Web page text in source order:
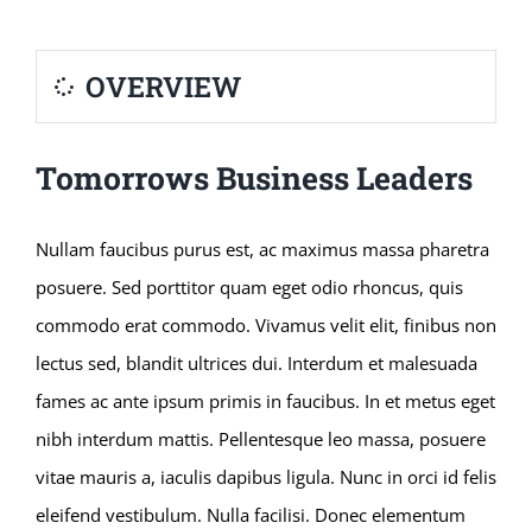
OVERVIEW
Tomorrows Business Leaders
Nullam faucibus purus est, ac maximus massa pharetra
posuere. Sed porttitor quam eget odio rhoncus, quis
commodo erat commodo. Vivamus velit elit, finibus non
lectus sed, blandit ultrices dui. Interdum et malesuada
fames ac ante ipsum primis in faucibus. In et metus eget
nibh interdum mattis. Pellentesque leo massa, posuere
vitae mauris a, iaculis dapibus ligula. Nunc in orci id felis
eleifend vestibulum. Nulla facilisi. Donec elementum